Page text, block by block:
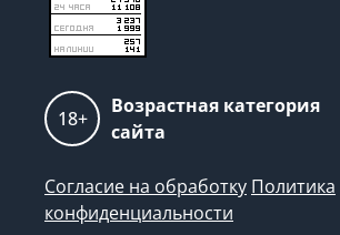
18+
Возрастная категория
сайта
Согласие на обработку Политика
конфиденциальности